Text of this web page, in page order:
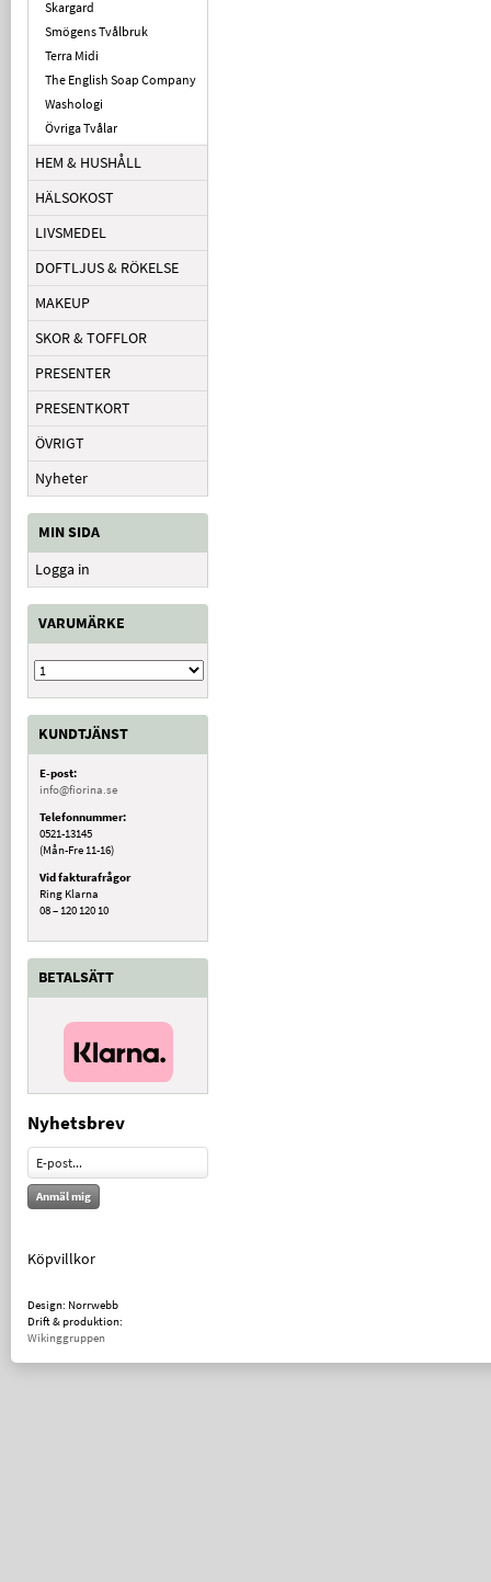
Skargard
Smögens Tvålbruk
Terra Midi
The English Soap Company
Washologi
Övriga Tvålar
HEM & HUSHÅLL
HÄLSOKOST
LIVSMEDEL
DOFTLJUS & RÖKELSE
MAKEUP
SKOR & TOFFLOR
PRESENTER
PRESENTKORT
ÖVRIGT
Nyheter
MIN SIDA
Logga in
VARUMÄRKE
KUNDTJÄNST
E-post:
info@fiorina.se
Telefonnummer:
0521-13145
(Mån-Fre 11-16)
Vid fakturafrågor
Ring Klarna
08 – 120 120 10
BETALSÄTT
Nyhetsbrev
Anmäl mig
Köpvillkor
Design: Norrwebb
Drift & produktion:
Wikinggruppen